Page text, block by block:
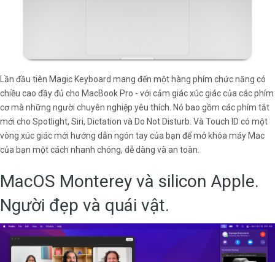
Lần đầu tiên Magic Keyboard mang đến một hàng phím chức năng có
chiều cao đầy đủ cho MacBook Pro - với cảm giác xúc giác của các phím
cơ mà những người chuyên nghiệp yêu thích. Nó bao gồm các phím tắt
mới cho Spotlight, Siri, Dictation và Do Not Disturb. Và Touch ID có một
vòng xúc giác mới hướng dẫn ngón tay của bạn để mở khóa máy Mac
của bạn một cách nhanh chóng, dễ dàng và an toàn.
MacOS Monterey và silicon Apple.
Người đẹp và quái vật.